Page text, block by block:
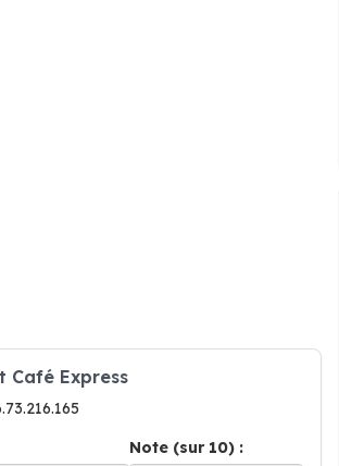
Café Express
Note (sur 10) :